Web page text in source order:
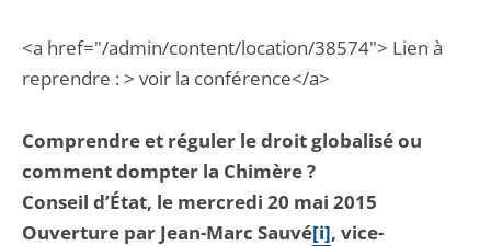
<a href="/admin/content/location/38574"> Lien à
reprendre : > voir la conférence</a>
Comprendre et réguler le droit globalisé ou
comment dompter la Chimère ?
Conseil d’État, le mercredi 20 mai 2015
Ouverture par Jean-Marc Sauvé[i], vice-